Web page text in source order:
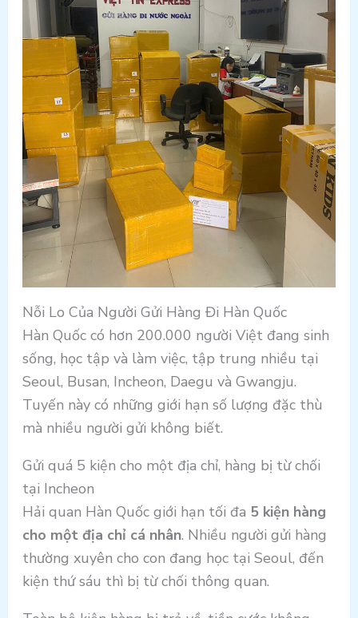
Nỗi Lo Của Người Gửi Hàng Đi Hàn Quốc
Hàn Quốc có hơn 200.000 người Việt đang sinh
sống, học tập và làm việc, tập trung nhiều tại
Seoul, Busan, Incheon, Daegu và Gwangju.
Tuyến này có những giới hạn số lượng đặc thù
mà nhiều người gửi không biết.
Gửi quá 5 kiện cho một địa chỉ, hàng bị từ chối
tại Incheon
Hải quan Hàn Quốc giới hạn tối đa 5 kiện hàng
cho một địa chỉ cá nhân. Nhiều người gửi hàng
thường xuyên cho con đang học tại Seoul, đến
kiện thứ sáu thì bị từ chối thông quan.